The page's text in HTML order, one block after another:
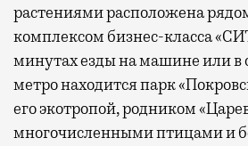
растениями расположена
комплексом бизнес-класса
минутах езды на машине или в
метро находится парк
его экотропой, родником
многочисленными птицами и